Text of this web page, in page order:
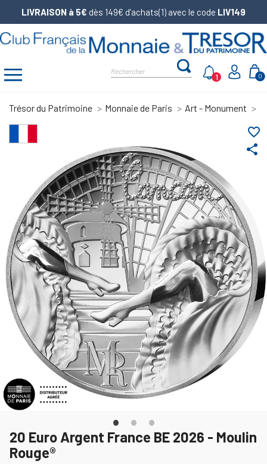
LIVRAISON à 5€ dès 149€ d’achats(1) avec le code LIV149
0
1
Trésor du Patrimoine Monnaie de Paris Art - Monument
share
favorite_border
20 Euro Argent France BE 2026 - Moulin
Rouge®